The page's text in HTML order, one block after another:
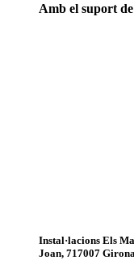
Amb el suport de
Instal·lacions Els
Joan, 717007